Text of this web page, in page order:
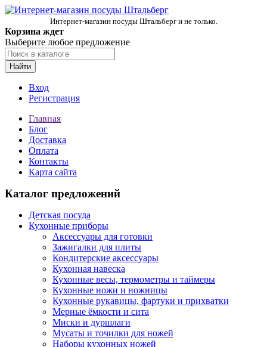
Интернет-магазин посуды Штальберг и не только.
Корзина ждет
Выберите любое предложение
Найти
Вход
Регистрация
Главная
Блог
Доставка
Оплата
Контакты
Карта сайта
Каталог предложений
Детская посуда
Кухонные приборы
Аксессуары для готовки
Зажигалки для плиты
Кондитерские аксессуары
Кухонная навеска
Кухонные весы, термометры и таймеры
Кухонные ножи и ножницы
Кухонные рукавицы, фартуки и прихватки
Мерные ёмкости и сита
Миски и дуршлаги
Мусаты и точилки для ножей
Наборы кухонных ножей